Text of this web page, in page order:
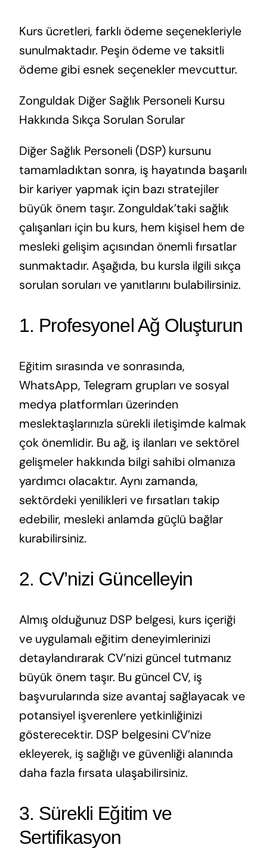
Kurs ücretleri, farklı ödeme seçenekleriyle
sunulmaktadır. Peşin ödeme ve taksitli
ödeme gibi esnek seçenekler mevcuttur.
Zonguldak Diğer Sağlık Personeli Kursu
Hakkında Sıkça Sorulan Sorular
Diğer Sağlık Personeli (DSP) kursunu
tamamladıktan sonra, iş hayatında başarılı
bir kariyer yapmak için bazı stratejiler
büyük önem taşır. Zonguldak’taki sağlık
çalışanları için bu kurs, hem kişisel hem de
mesleki gelişim açısından önemli fırsatlar
sunmaktadır. Aşağıda, bu kursla ilgili sıkça
sorulan soruları ve yanıtlarını bulabilirsiniz.
1. Profesyonel Ağ Oluşturun
Eğitim sırasında ve sonrasında,
WhatsApp, Telegram grupları ve sosyal
medya platformları üzerinden
meslektaşlarınızla sürekli iletişimde kalmak
çok önemlidir. Bu ağ, iş ilanları ve sektörel
gelişmeler hakkında bilgi sahibi olmanıza
yardımcı olacaktır. Aynı zamanda,
sektördeki yenilikleri ve fırsatları takip
edebilir, mesleki anlamda güçlü bağlar
kurabilirsiniz.
2. CV’nizi Güncelleyin
Almış olduğunuz DSP belgesi, kurs içeriği
ve uygulamalı eğitim deneyimlerinizi
detaylandırarak CV’nizi güncel tutmanız
büyük önem taşır. Bu güncel CV, iş
başvurularında size avantaj sağlayacak ve
potansiyel işverenlere yetkinliğinizi
gösterecektir. DSP belgesini CV’nize
ekleyerek, iş sağlığı ve güvenliği alanında
daha fazla fırsata ulaşabilirsiniz.
3. Sürekli Eğitim ve
Sertifikasyon